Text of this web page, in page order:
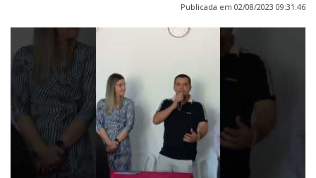
Publicada em 02/08/2023 09:31:46